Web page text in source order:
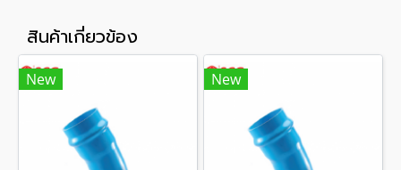
สินค้าเกี่ยวข้อง
New New